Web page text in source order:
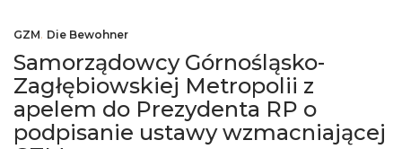
GZM, Die Bewohner
Samorządowcy Górnośląsko-
Zagłębiowskiej Metropolii z
apelem do Prezydenta RP o
podpisanie ustawy wzmacniającej